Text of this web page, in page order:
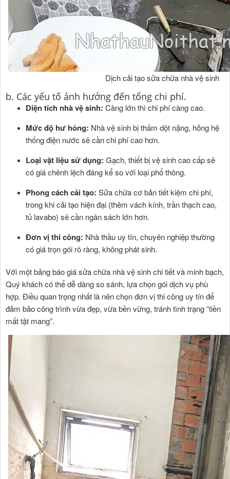
Dịch cải tạo sửa chữa nhà vệ sinh
b. Các yếu tố ảnh hưởng đến tổng chi phí.
Diện tích nhà vệ sinh: Càng lớn thì chi phí càng cao.
Mức độ hư hỏng: Nhà vệ sinh bị thấm dột nặng, hỏng hệ
thống điện nước sẽ cần chi phí cao hơn.
Loại vật liệu sử dụng: Gạch, thiết bị vệ sinh cao cấp sẽ
có giá chênh lệch đáng kể so với loại phổ thông.
Phong cách cải tạo: Sửa chữa cơ bản tiết kiệm chi phí,
trong khi cải tạo hiện đại (thêm vách kính, trần thạch cao,
tủ lavabo) sẽ cần ngân sách lớn hơn.
Đơn vị thi công: Nhà thầu uy tín, chuyên nghiệp thường
có giá trọn gói rõ ràng, không phát sinh.
Với một bảng báo giá sửa chữa nhà vệ sinh chi tiết và minh bạch,
Quý khách có thể dễ dàng so sánh, lựa chọn gói dịch vụ phù
hợp. Điều quan trọng nhất là nên chọn đơn vị thi công uy tín để
đảm bảo công trình vừa đẹp, vừa bền vững, tránh tình trạng “tiền
mất tật mang”.